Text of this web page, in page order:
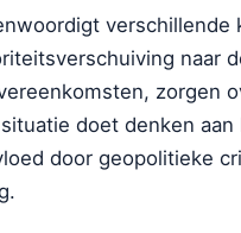
verschillende
naar
zorgen
doet denken aan
door geopolitieke